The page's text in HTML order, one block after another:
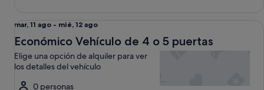
Del
mar,
11
ago
mar, 11 ago - mié, 12 ago
Económico Vehículo de 4 o 5 puertas
Elige una opción de alquiler para ver
los detalles del vehículo
0 personas